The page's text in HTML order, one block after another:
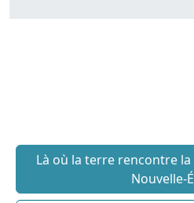
Là où la terre rencontre
Nouvelle-